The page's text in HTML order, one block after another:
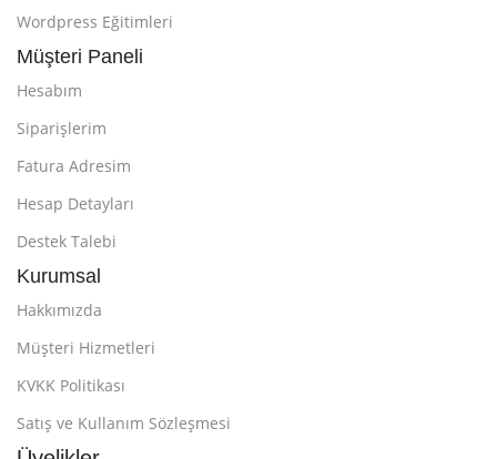
Wordpress Eğitimleri
Müşteri Paneli
Hesabım
Siparişlerim
Fatura Adresim
Hesap Detayları
Destek Talebi
Kurumsal
Hakkımızda
Müşteri Hizmetleri
KVKK Politikası
Satış ve Kullanım Sözleşmesi